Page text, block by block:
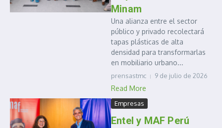
Minam
Una alianza entre el sector
público y privado recolectará
tapas plásticas de alta
densidad para transformarlas
en mobiliario urbano...
prensastmc 9 de julio de 2026
Read More
Empresas
Entel y MAF Perú